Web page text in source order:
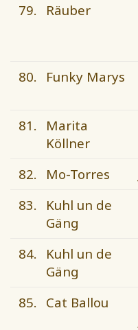
79.
Räuber
80. Funky Marys
81.
Marita
Köllner
82. Mo-Torres
83.
Kuhl un de
Gäng
84.
Kuhl un de
Gäng
85. Cat Ballou